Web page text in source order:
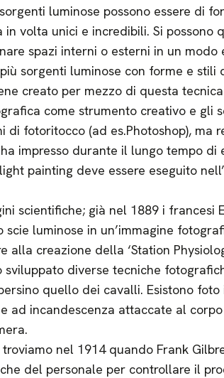
luminose possono essere di
volta unici e incredibili. Si possono
spazi interni o esterni in un modo
sorgenti luminose con forme e stili
creato per mezzo di questa
come strumento creativo e gli
di fotoritocco (ad es.Photoshop), ma
impresso durante il lungo tempo di
painting deve essere eseguito
scientifiche; già nel 1889 i francesi
scie luminose in un’immagine
alla creazione della ‘Station
sviluppato diverse tecniche
quello dei cavalli. Esistono foto
ad incandescenza attaccate al
nel 1914 quando Frank
del personale per controllare il